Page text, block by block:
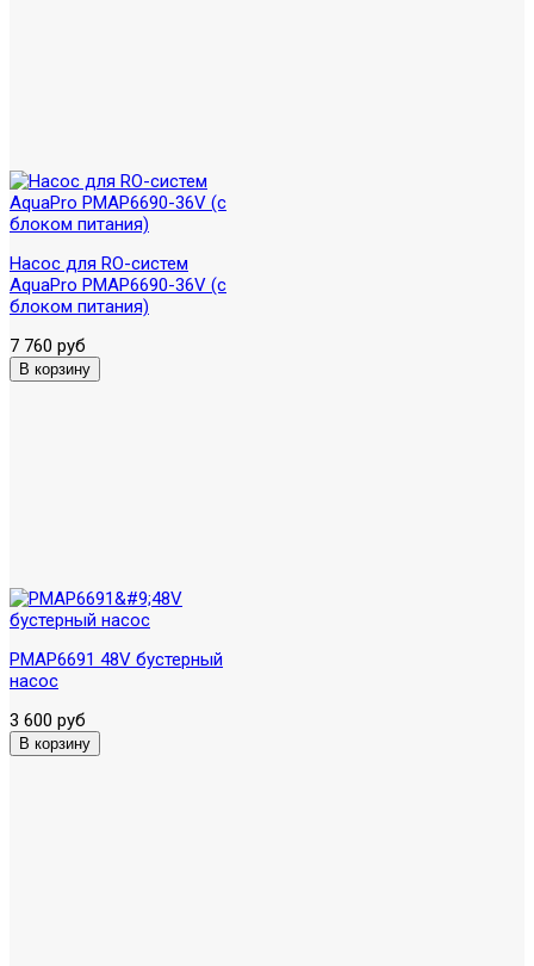
Насос для RO-систем
AquaPro PMAP6690-36V (с
блоком питания)
7 760 руб
PMAP6691 48V бустерный
насос
3 600 руб